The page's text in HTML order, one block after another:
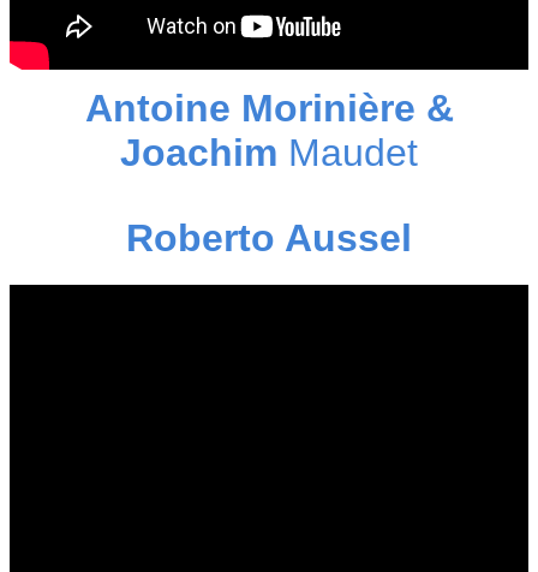
Antoine Morinière &
Joachim Maudet
Roberto Aussel